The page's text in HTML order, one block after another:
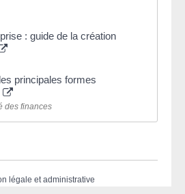
: guide de la création
principales formes
des finances
légale et administrative